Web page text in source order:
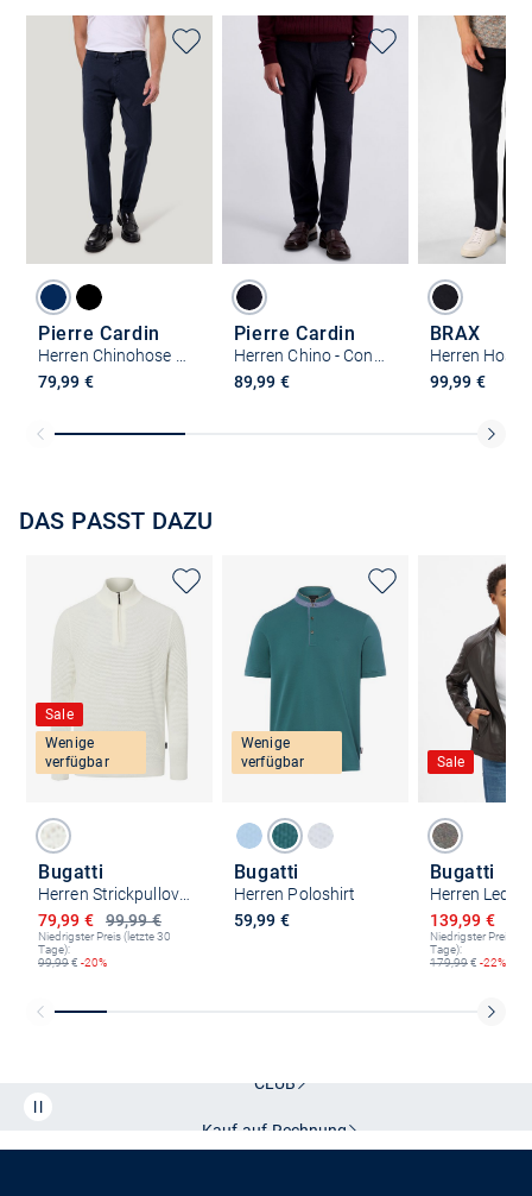
Pierre Cardin
79,99 €
Pierre Cardin
89,99 €
BRAX
Herren Hose
99,99 €
DAS PASST DAZU
Sale
Wenige
verfügbar
Bugatti
Herren Strickpullover
99,99 €
Ermäßigter Preis
79,99 €
Niedrigster Preis (letzte 30
Tage):
99,99€ -20%
Wenige
verfügbar
Bugatti
Herren Poloshirt
59,99 €
Sale
Bugatti
Herren
Ermäßigter
139,99 €
Niedrigster Preis
Tage):
179,99€ -22%
Kostenlose Lieferung und Retoure mit unserem Friends